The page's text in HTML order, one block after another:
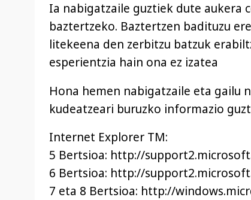
Ia nabigatzaile guztiek dute aukera
baztertzeko. Baztertzen badituzu
litekeena den zerbitzu batzuk
esperientzia hain ona ez izatea
Hona hemen nabigatzaile eta gailu
kudeatzeari buruzko informazio
Internet Explorer TM:
5 Bertsioa: http://
6 Bertsioa: http://
7 eta 8 Bertsioa: http://